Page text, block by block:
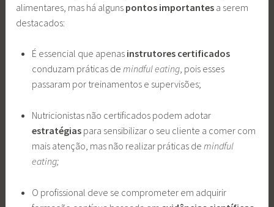
alimentares, mas há alguns pontos importantes a serem
destacados:
É essencial que apenasinstrutores certificados
conduzam práticas de mindful eating, pois esses
passaram por treinamentos e supervisões;
Nutricionistas não certificados podem adotar
estratégiaspara sensibilizar o seu cliente a comer com
mais atenção, mas não realizar práticas de mindful
eating;
O profissional deve se comprometer em adquirir